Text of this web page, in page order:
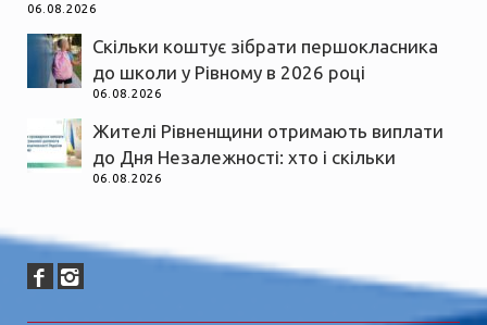
06.08.2026
Скільки коштує зібрати першокласника
до школи у Рівному в 2026 році
06.08.2026
Жителі Рівненщини отримають виплати
до Дня Незалежності: хто і скільки
06.08.2026